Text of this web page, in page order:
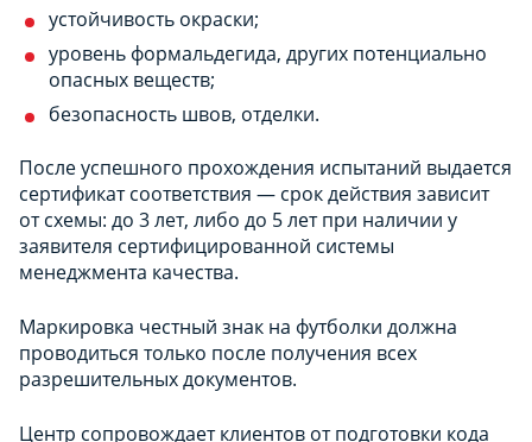
устойчивость окраски;
уровень формальдегида, других потенциально
опасных веществ;
безопасность швов, отделки.
После успешного прохождения испытаний выдается
сертификат соответствия — срок действия зависит
от схемы: до 3 лет, либо до 5 лет при наличии у
заявителя сертифицированной системы
менеджмента качества.
Маркировка честный знак на футболки должна
проводиться только после получения всех
разрешительных документов.
Центр сопровождает клиентов от подготовки кода